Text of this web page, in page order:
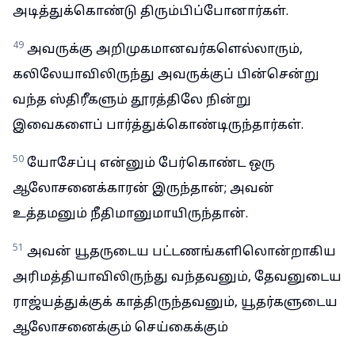
அடித்துக்கொண்டு திரும்பிப்போனார்கள்.
49 அவருக்கு அறிமுகமானவர்களெல்லாரும்,
கலிலேயாவிலிருந்து அவருக்குப் பின்சென்று
வந்த ஸ்திரீகளும் தூரத்திலே நின்று
இவைகளைப் பார்த்துக்கொண்டிருந்தார்கள்.
50 யோசேப்பு என்னும் பேர்கொண்ட ஒரு
ஆலோசனைக்காரன் இருந்தான்; அவன்
உத்தமனும் நீதிமானுமாயிருந்தான்.
51 அவன் யூதருடைய பட்டணங்களிலொன்றாகிய
அரிமத்தியாவிலிருந்து வந்தவனும், தேவனுடைய
ராஜ்யத்துக்குக் காத்திருந்தவனும், யூதர்களுடைய
ஆலோசனைக்கும் செய்கைக்கும்